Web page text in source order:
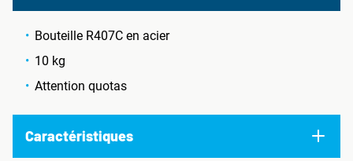
Bouteille R407C en acier
10 kg
Attention quotas
Caractéristiques